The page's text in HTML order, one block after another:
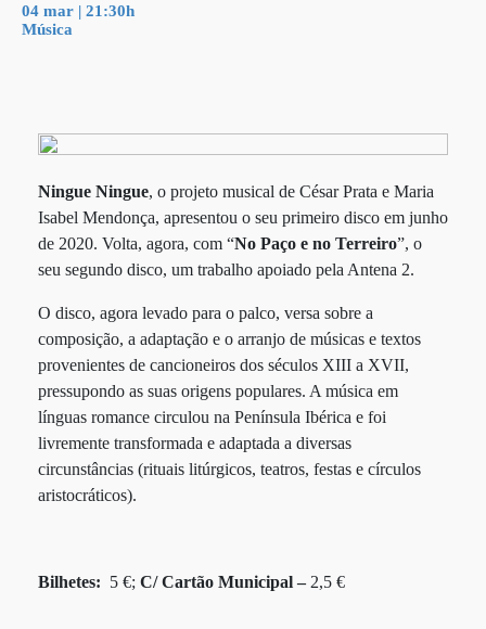
04 mar | 21:30h
Música
Ningue Ningue, o projeto musical de César Prata e Maria
Isabel Mendonça, apresentou o seu primeiro disco em junho
de 2020. Volta, agora, com “No Paço e no Terreiro”, o
seu segundo disco, um trabalho apoiado pela Antena 2.
O disco, agora levado para o palco, versa sobre a
composição, a adaptação e o arranjo de músicas e textos
provenientes de cancioneiros dos séculos XIII a XVII,
pressupondo as suas origens populares. A música em
línguas romance circulou na Península Ibérica e foi
livremente transformada e adaptada a diversas
circunstâncias (rituais litúrgicos, teatros, festas e círculos
aristocráticos).
Bilhetes: 5 €; C/ Cartão Municipal – 2,5 €